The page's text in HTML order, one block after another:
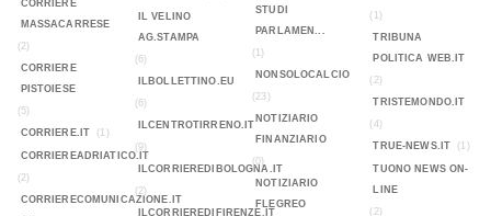
CORRIERE
MASSACARRESE
(2)
CORRIERE
PISTOIESE
(5)
CORRIERE.IT
(1)
CORRIEREADRIATICO.IT
(2)
CORRIERECOMUNICAZIONE.IT
IL VELINO
AG.STAMPA
(6)
ILBOLLETTINO.EU
(6)
ILCENTROTIRRENO.IT
(9)
ILCORRIEREDIBOLOGNA.IT
(2)
ILCORRIEREDIFIRENZE.IT
STUDI
PARLAMEN...
(1)
NONSOLOCALCIO
(23)
NOTIZIARIO
FINANZIARIO
(0)
NOTIZIARIO
FLEGREO
(1)
TRIBUNA
POLITICA WEB.IT
(2)
TRISTEMONDO.IT
(4)
TRUE-NEWS.IT
(1)
TUONO NEWS ON-
LINE
(2)